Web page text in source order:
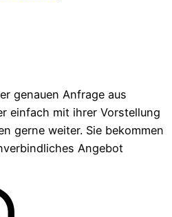
genauen Anfrage aus
einfach mit ihrer Vorstellung
gerne weiter. Sie bekommen
Angebot